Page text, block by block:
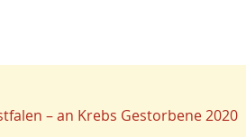
– an Krebs Gestorbene 2020